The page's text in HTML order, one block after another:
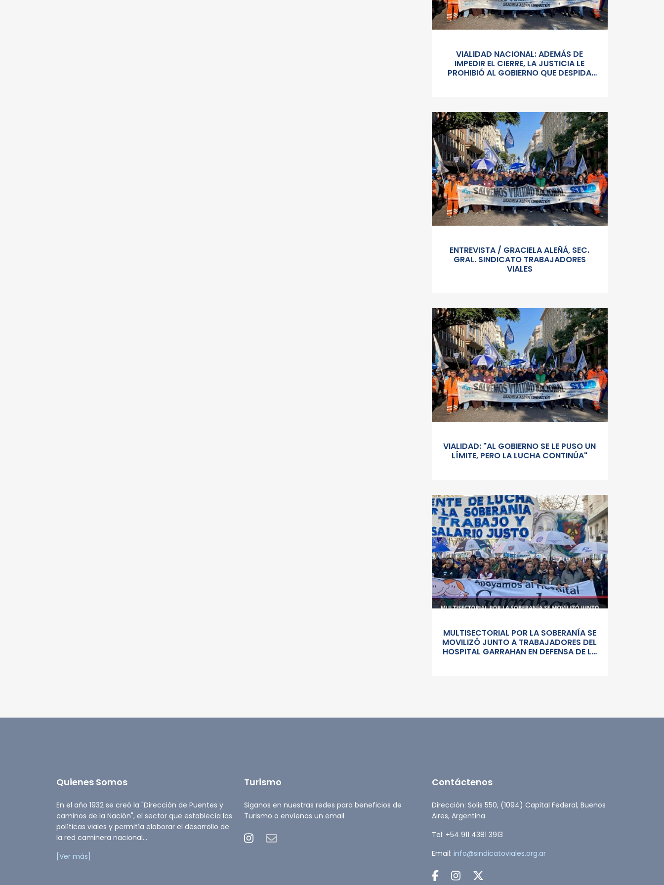
VIALIDAD NACIONAL: ADEMÁS DE
IMPEDIR EL CIERRE, LA JUSTICIA LE
PROHIBIÓ AL GOBIERNO QUE DESPIDA
ENTREVISTA / GRACIELA ALEÑÁ, SEC.
GRAL. SINDICATO TRABAJADORES
VIALES
VIALIDAD: "AL GOBIERNO SE LE PUSO UN
LÍMITE, PERO LA LUCHA CONTINÚA"
MULTISECTORIAL POR LA SOBERANÍA SE
MOVILIZÓ JUNTO A TRABAJADORES DEL
HOSPITAL GARRAHAN EN DEFENSA DE LA
Quienes Somos
En el año 1932 se creó la "Dirección de Puentes y
caminos de la Nación", el sector que establecía las
políticas viales y permitía elaborar el desarrollo de
la red caminera nacional...
[Ver más]
Turismo
Siganos en nuestras redes para beneficios de
Turismo o envíenos un email
Contáctenos
Dirección: Solis 550, (1094) Capital Federal, Buenos
Aires, Argentina
Tel: +54 911 4381 3913
Email: info@sindicatoviales.org.ar